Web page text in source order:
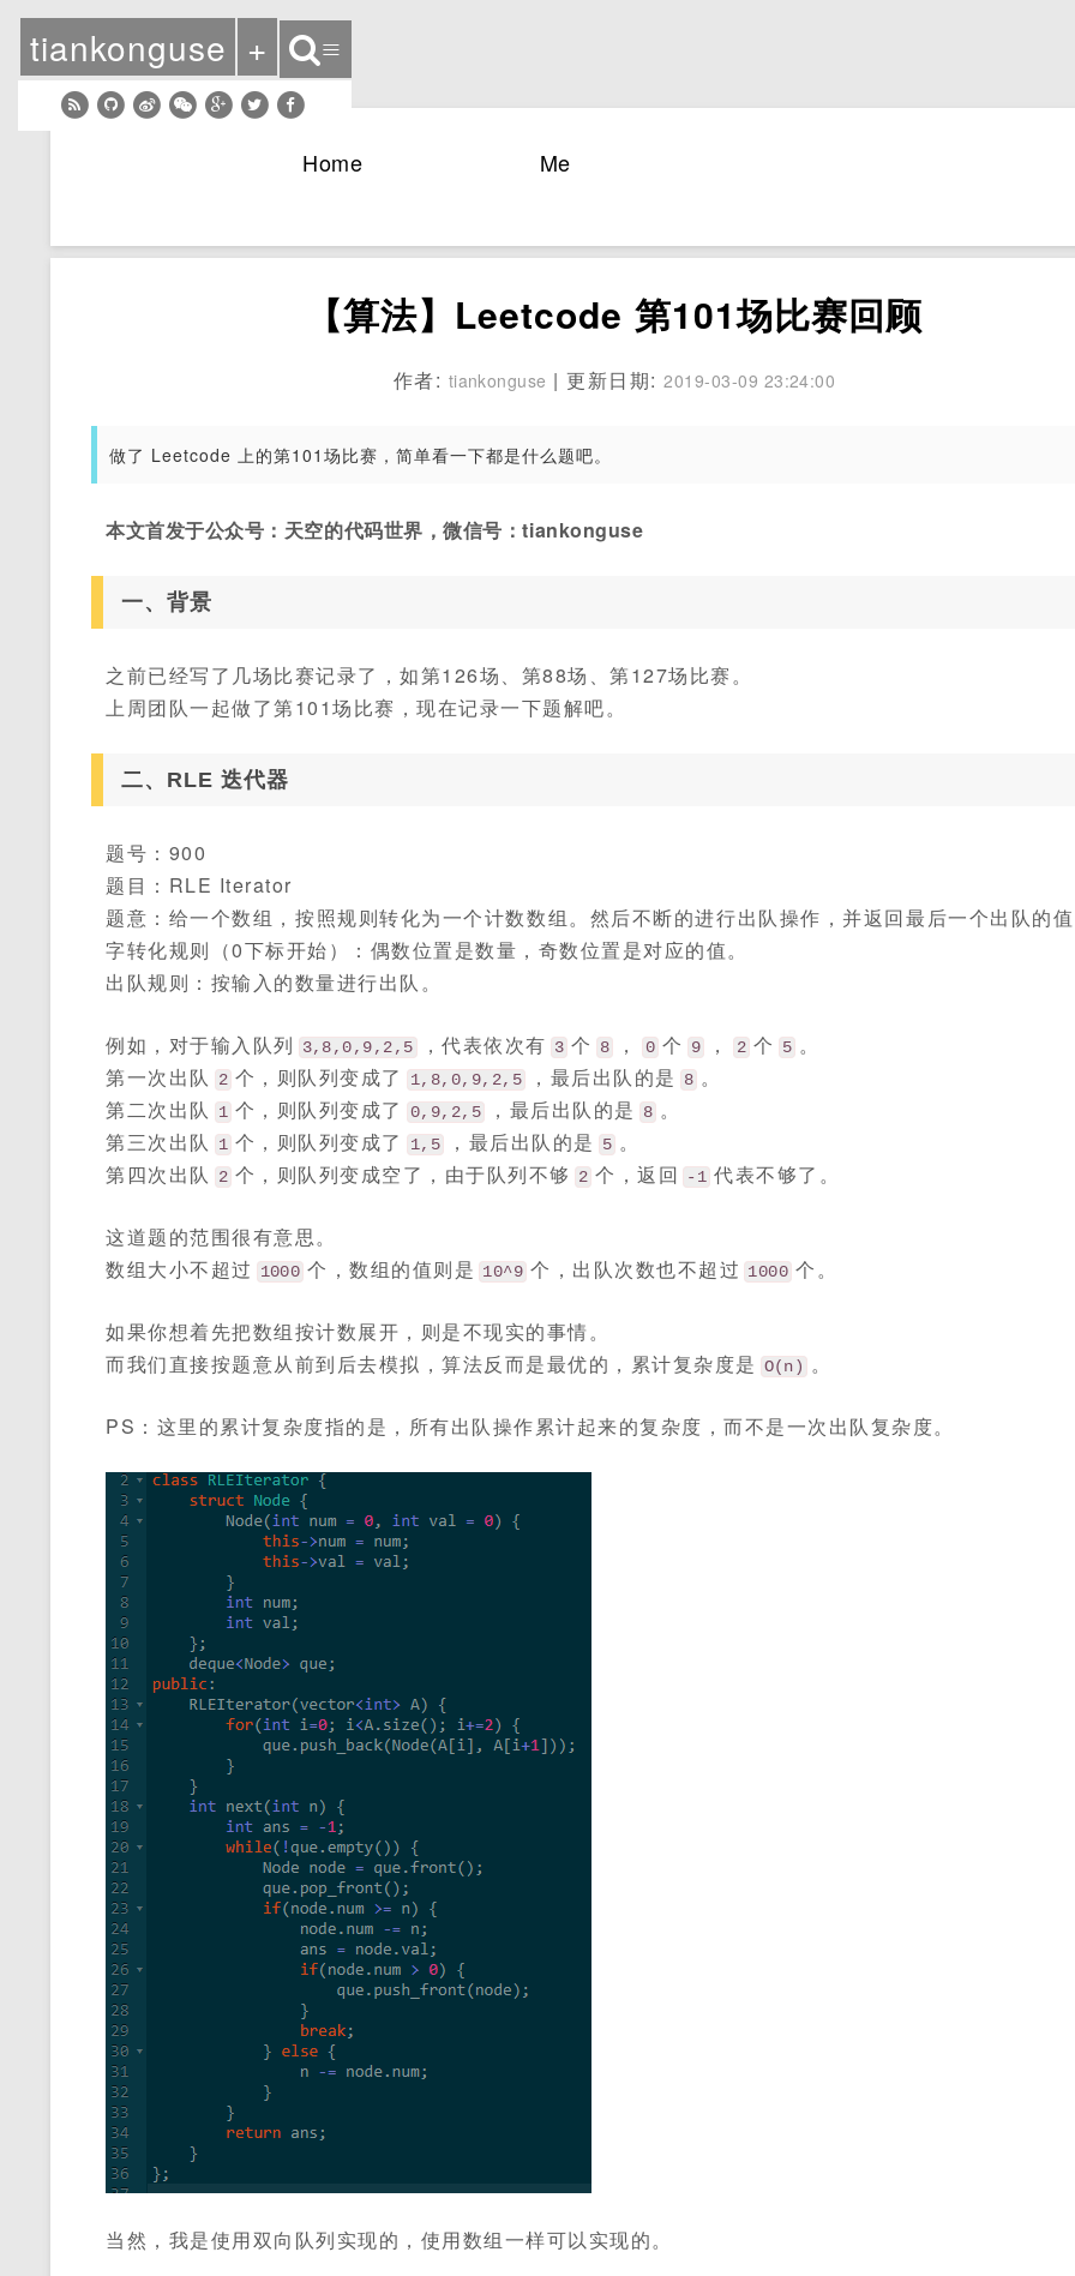
Home Me
【算法】Leetcode 第101场比赛回顾
作者: tiankonguse | 更新日期:2019-03-09 23:24:00
做了 Leetcode 上的第101场比赛，简单看一下都是什么题吧。
本文首发于公众号：天空的代码世界，微信号：tiankonguse
一、背景
之前已经写了几场比赛记录了，如第126场、第88场、第127场比赛。
上周团队一起做了第101场比赛，现在记录一下题解吧。
二、RLE 迭代器
题号：900
题目：RLE Iterator
题意：给一个数组，按照规则转化为一个计数数组。然后不断的进行出队操作，并返回最后一个出队的
字转化规则（0下标开始）：偶数位置是数量，奇数位置是对应的值。
出队规则：按输入的数量进行出队。
例如，对于输入队列 3,8,0,9,2,5 ，代表依次有 3 个 8 ， 0 个 9 ， 2 个 5 。
第一次出队
2 个，则队列变成了 1,8,0,9,2,5 ，最后出队的是 8 。
第二次出队
1 个，则队列变成了 0,9,2,5 ，最后出队的是 8 。
第三次出队
1 个，则队列变成了 1,5 ，最后出队的是 5 。
第四次出队
2 个，则队列变成空了，由于队列不够 2 个，返回 -1 代表不够了。
这道题的范围很有意思。
数组大小不超过
1000 个，数组的值则是 10^9 个，出队次数也不超过 1000 个。
如果你想着先把数组按计数展开，则是不现实的事情。
而我们直接按题意从前到后去模拟，算法反而是最优的，累计复杂度是 O(n) 。
PS：这里的累计复杂度指的是，所有出队操作累计起来的复杂度，而不是一次出队复杂度。
当然，我是使用双向队列实现的，使用数组一样可以实现的。
tiankonguse + ≡